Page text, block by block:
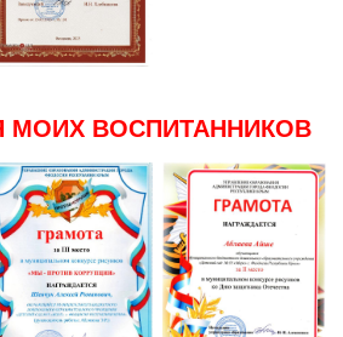
МОИХ ВОСПИТАННИКОВ